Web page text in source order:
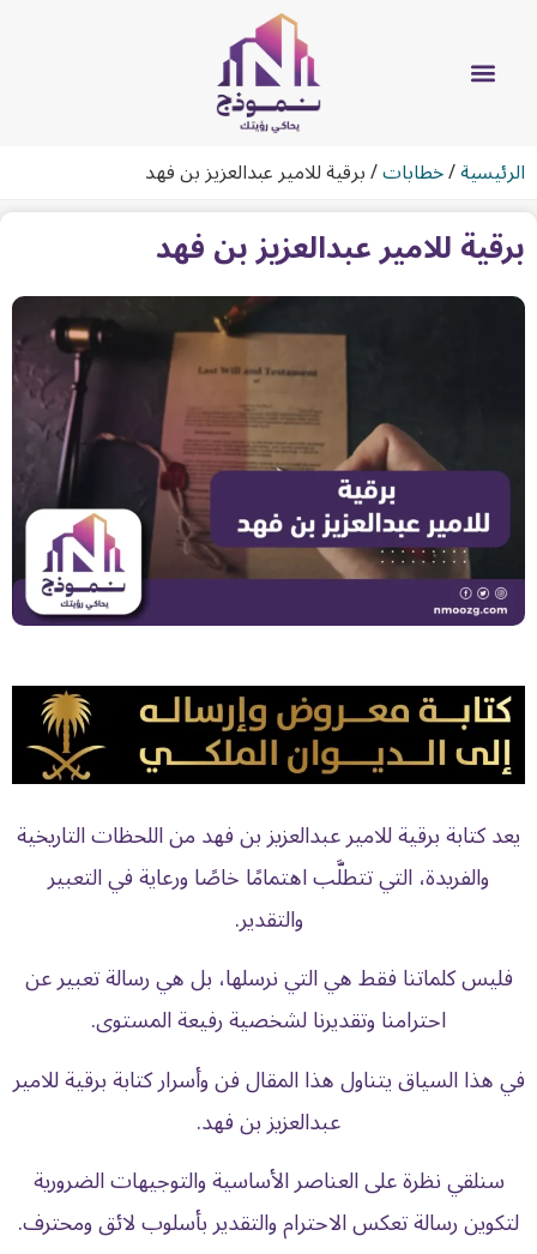
الرئيسية/خطابات/برقية للامير عبدالعزيز بن فهد
برقية للامير عبدالعزيز بن فهد
يعد كتابة برقية للامير عبدالعزيز بن فهد من اللحظات التاريخية
والفريدة، التي تتطلَّب اهتمامًا خاصًا ورعاية في التعبير
والتقدير.
فليس كلماتنا فقط هي التي نرسلها، بل هي رسالة تعبير عن
احترامنا وتقديرنا لشخصية رفيعة المستوى.
في هذا السياق يتناول هذا المقال فن وأسرار كتابة برقية للامير
عبدالعزيز بن فهد.
سنلقي نظرة على العناصر الأساسية والتوجيهات الضرورية
لتكوين رسالة تعكس الاحترام والتقدير بأسلوب لائق ومحترف.